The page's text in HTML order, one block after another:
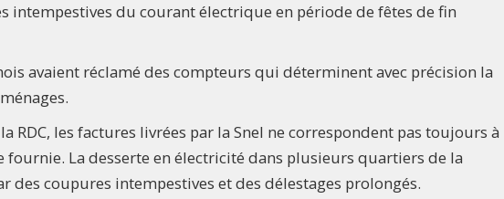
intempestives du courant électrique en période de fêtes de fin
avaient réclamé des compteurs qui déterminent avec précision la
RDC, les factures livrées par la Snel ne correspondent pas toujours à
fournie. La desserte en électricité dans plusieurs quartiers de la
des coupures intempestives et des délestages prolongés.